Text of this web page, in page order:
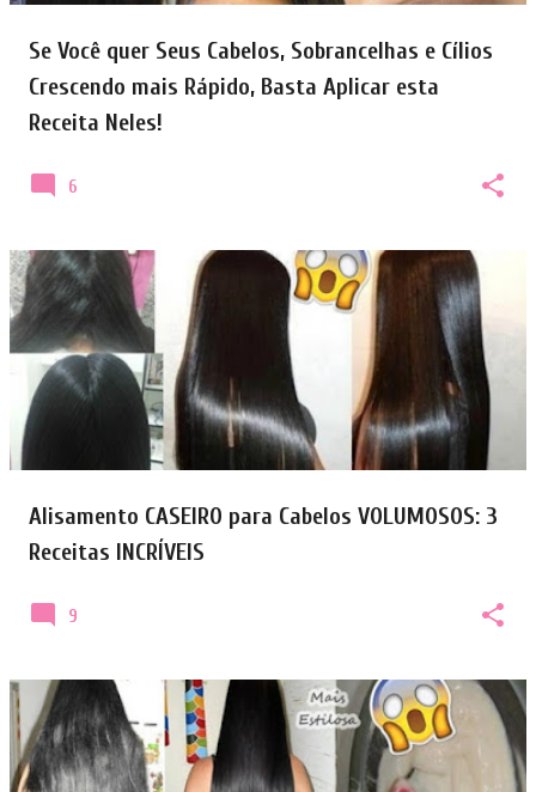
Se Você quer Seus Cabelos, Sobrancelhas e Cílios
Crescendo mais Rápido, Basta Aplicar esta
Receita Neles!
6
Alisamento CASEIRO para Cabelos VOLUMOSOS: 3
Receitas INCRÍVEIS
9